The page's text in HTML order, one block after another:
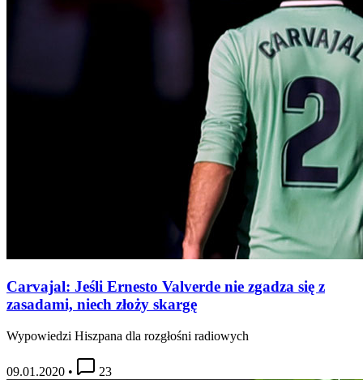
Carvajal: Jeśli Ernesto Valverde nie zgadza się z
zasadami, niech złoży skargę
Wypowiedzi Hiszpana dla rozgłośni radiowych
09.01.2020 • 23